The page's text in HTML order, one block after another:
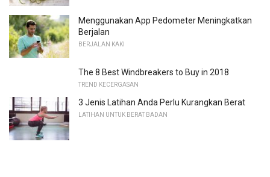
Menggunakan App Pedometer Meningkatkan
Berjalan
BERJALAN KAKI
The 8 Best Windbreakers to Buy in 2018
TREND KECERGASAN
3 Jenis Latihan Anda Perlu Kurangkan Berat
LATIHAN UNTUK BERAT BADAN